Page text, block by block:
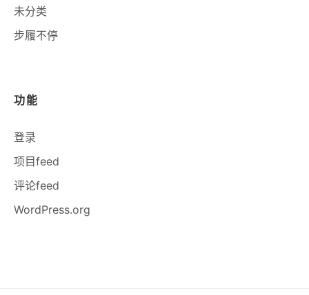
未分类
步履不停
功能
登录
项目feed
评论feed
WordPress.org